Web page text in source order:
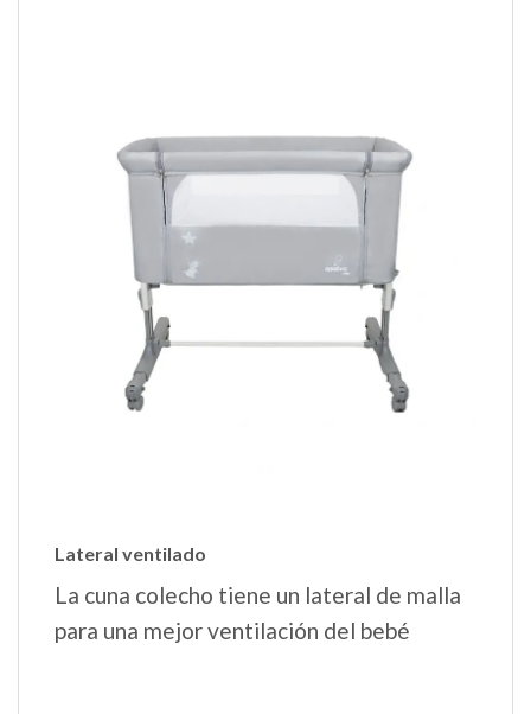
Lateral ventilado
La cuna colecho tiene un lateral de malla
para una mejor ventilación del bebé